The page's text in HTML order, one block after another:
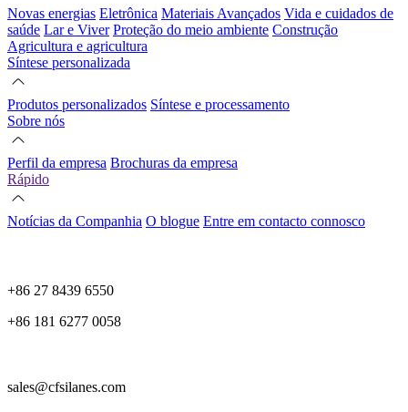
Novas energias Eletrônica Materiais Avançados Vida e cuidados de
saúde Lar e Viver Proteção do meio ambiente Construção
Agricultura e agricultura
Síntese personalizada
Produtos personalizados Síntese e processamento
Sobre nós
Perfil da empresa Brochuras da empresa
Rápido
Notícias da Companhia O blogue Entre em contacto connosco
+86 27 8439 6550
+86 181 6277 0058
sales@cfsilanes.com